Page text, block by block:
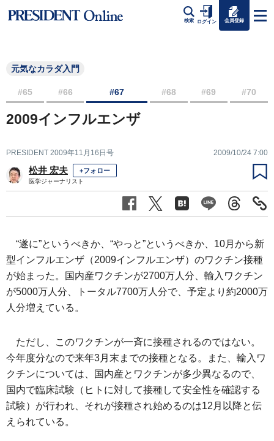
検索 ログイン 会員登録
元気なカラダ入門
#65 #66 #67 #68 #69 #70
2009インフルエンザ
PRESIDENT 2009年11月16日号 2009/10/24 7:00
松井 宏夫 +フォロー
医学ジャーナリスト
“遂に”というべきか、“やっと”というべきか、10月から新
型インフルエンザ（2009インフルエンザ）のワクチン接種
が始まった。国内産ワクチンが2700万人分、輸入ワクチン
が5000万人分、トータル7700万人分で、予定より約2000万
人分増えている。
ただし、このワクチンが一斉に接種されるのではない。
今年度分なので来年3月末までの接種となる。また、輸入ワ
クチンについては、国内産とワクチンが多少異なるので、
国内で臨床試験（ヒトに対して接種して安全性を確認する
試験）が行われ、それが接種され始めるのは12月以降と伝
えられている。